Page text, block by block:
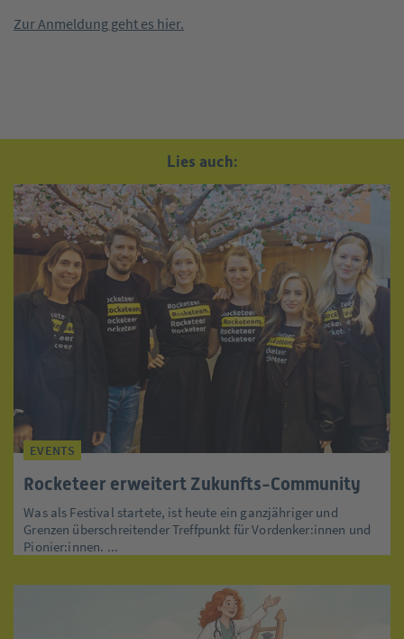
Zur Anmeldung geht es hier.
Lies auch:
EVENTS
Rocketeer erweitert Zukunfts-Community
Was als Festival startete, ist heute ein ganzjähriger und
Grenzen überschreitender Treffpunkt für Vordenker:innen und
Pionier:innen. ...